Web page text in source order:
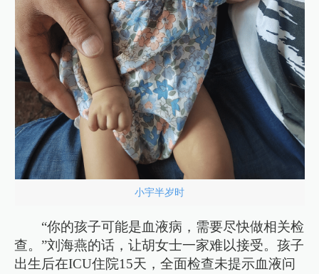
小宇半岁时
“你的孩子可能是血液病，需要尽快做相关检
查。”刘海燕的话，让胡女士一家难以接受。孩子
出生后在ICU住院15天，全面检查未提示血液问